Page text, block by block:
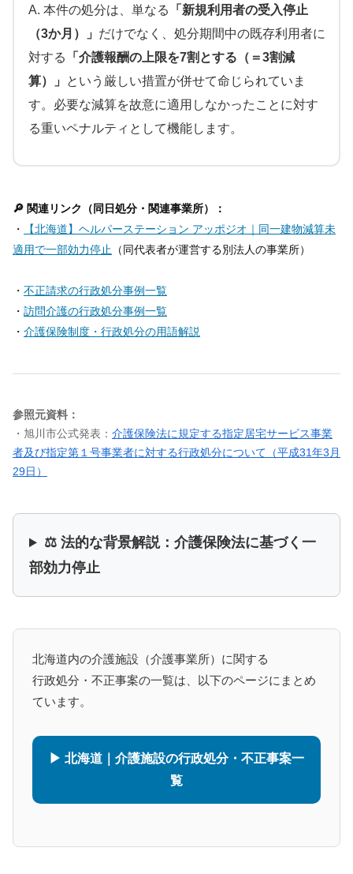
A. 本件の処分は、単なる 「新規利用者の受入停止
（3か月）」 だけでなく、処分期間中の既存利用者に
対する 「介護報酬の上限を7割とする（＝3割減
算）」
という厳しい措置が併せて命じられていま
す。必要な減算を故意に適用しなかったことに対す
る重いペナルティとして機能します。
🔎 関連リンク（同日処分・関連事業所）：
・
【北海道】ヘルパーステーション アッポジオ｜同一建物減算未
適用で一部効力停止
（同代表者が運営する別法人の事業所）
・ 不正請求の行政処分事例一覧
・ 訪問介護の行政処分事例一覧
・ 介護保険制度・行政処分の用語解説
参照元資料：
・旭川市公式発表： 介護保険法に規定する指定居宅サービス事業
者及び指定第１号事業者に対する行政処分について（平成31年3月
29日）
⚖️ 法的な背景解説：介護保険法に基づく一
部効力停止
北海道内の介護施設（介護事業所）に関する
行政処分・不正事案の一覧は、以下のページにまとめ
ています。
▶ 北海道｜介護施設の行政処分・不正事案一
覧